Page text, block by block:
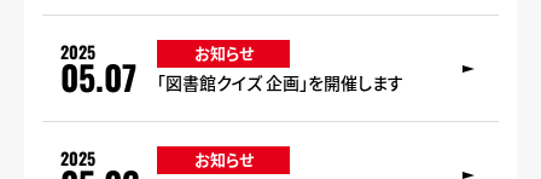
2025
05.07 お知らせ
「図書館クイズ 企画」を開催します
2025 お知らせ